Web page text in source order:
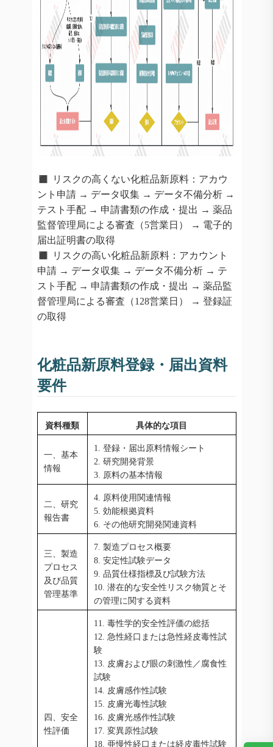
◼️
リスクの高くない化粧品新原料：アカウ
ント申請 → データ収集 → データ不備分析 →
テスト手配 → 申請書類の作成・提出 → 薬品
監督管理局による審査（5営業日） → 電子的
届出証明書の取得
◼️
リスクの高い化粧品新原料：アカウント
申請 → データ収集 → データ不備分析 → テ
スト手配 → 申請書類の作成・提出 → 薬品監
督管理局による審査（128営業日） → 登録証
の取得
化粧品新原料登録・届出資料
要件
資料種類 具体的な項目
一、基本
情報
1. 登録・届出原料情報シート
2. 研究開発背景
3. 原料の基本情報
二、研究
報告書
4. 原料使用関連情報
5. 効能根拠資料
6. その他研究開発関連資料
三、製造
プロセス
及び品質
管理基準
7. 製造プロセス概要
8. 安定性試験データ
9. 品質仕様指標及び試験方法
10. 潜在的な安全性リスク物質とそ
の管理に関する資料
四、安全
性評価
11. 毒性学的安全性評価の総括
12. 急性経口または急性経皮毒性試
験
13. 皮膚および眼の刺激性／腐食性
試験
14. 皮膚感作性試験
15. 皮膚光毒性試験
16. 皮膚光感作性試験
17. 変異原性試験
18. 亜慢性経口または経皮毒性試験